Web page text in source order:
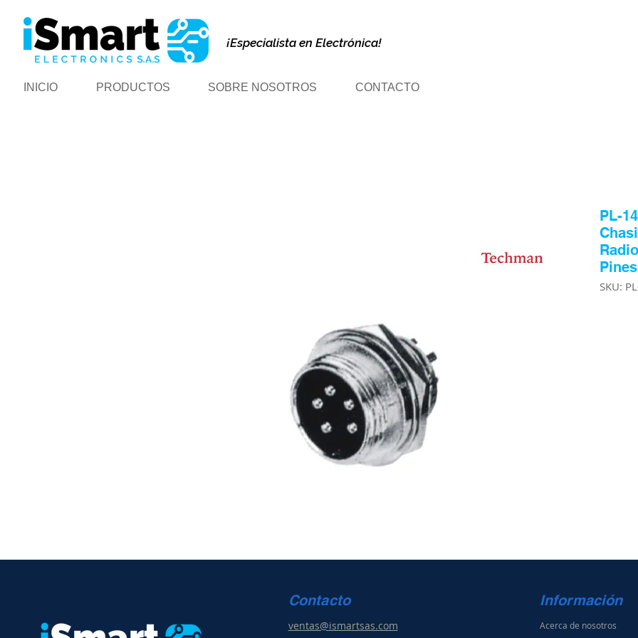
¡Especialista en Electrónica!
INICIO PRODUCTOS SOBRE NOSOTROS CONTACTO
PL-
Pines
SKU:
Contacto
ventas@ismartsas.com
Información
Acerca de nosotros